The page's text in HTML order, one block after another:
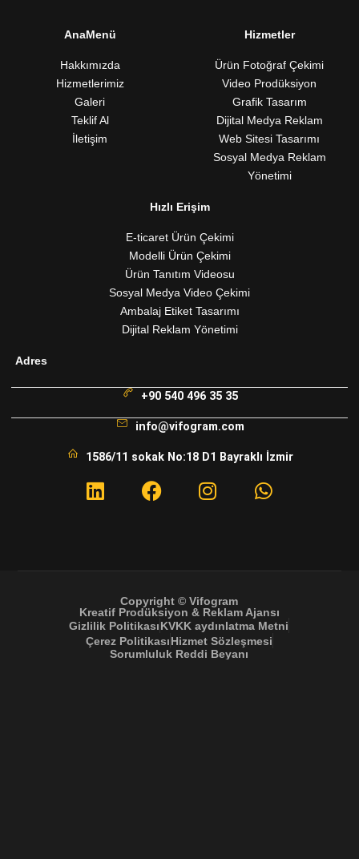
AnaMenü
Hakkımızda
Hizmetlerimiz
Galeri
Teklif Al
İletişim
Hizmetler
Ürün Fotoğraf Çekimi
Video Prodüksiyon
Grafik Tasarım
Dijital Medya Reklam
Web Sitesi Tasarımı
Sosyal Medya Reklam
Yönetimi
Hızlı Erişim
E-ticaret Ürün Çekimi
Modelli Ürün Çekimi
Ürün Tanıtım Videosu
Sosyal Medya Video Çekimi
Ambalaj Etiket Tasarımı
Dijital Reklam Yönetimi
Adres
+90 540 496 35 35
info@vifogram.com
1586/11 sokak No:18 D1 Bayraklı İzmir
Copyright © Vifogram
Kreatif Prodüksiyon & Reklam Ajansı
Gizlilik PolitikasıKVKK aydınlatma Metni
Çerez PolitikasıHizmet Sözleşmesi
Sorumluluk Reddi Beyanı